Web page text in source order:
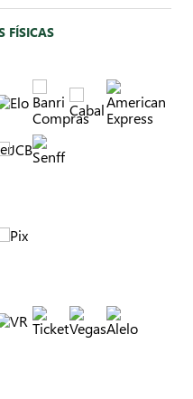
FÍSICAS